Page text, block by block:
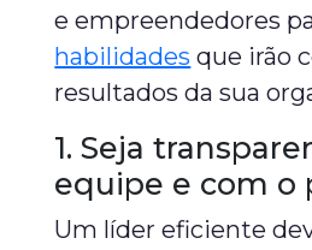
e empreendedores
habilidades que irão
resultados da sua
1. Seja
equipe e com o
Um líder eficiente